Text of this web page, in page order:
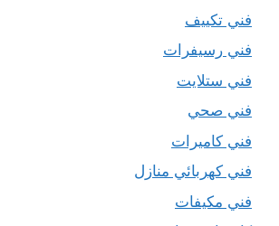
فني تكييف
فني رسيفرات
فني ستلايت
فني صحي
فني كاميرات
فني كهربائي منازل
فني مكيفات